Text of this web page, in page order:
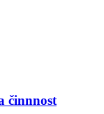
činnnost